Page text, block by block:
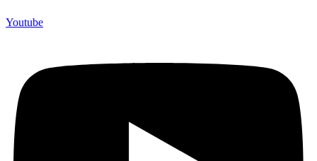
Youtube